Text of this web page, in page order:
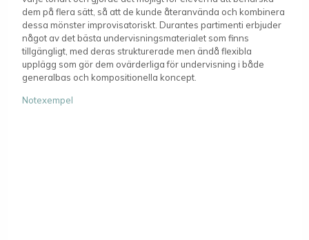
dem på flera sätt, så att de kunde återanvända och kombinera
dessa mönster improvisatoriskt. Durantes partimenti erbjuder
något av det bästa undervisningsmaterialet som finns
tillgängligt, med deras strukturerade men ändå flexibla
upplägg som gör dem ovärderliga för undervisning i både
generalbas och kompositionella koncept.
Notexempel